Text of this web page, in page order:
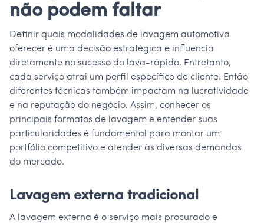
não podem faltar
Definir quais modalidades de lavagem automotiva
oferecer é uma decisão estratégica e influencia
diretamente no sucesso do lava-rápido. Entretanto,
cada serviço atrai um perfil específico de cliente. Então
diferentes técnicas também impactam na lucratividade
e na reputação do negócio. Assim, conhecer os
principais formatos de lavagem e entender suas
particularidades é fundamental para montar um
portfólio competitivo e atender às diversas demandas
do mercado.
Lavagem externa tradicional
A lavagem externa é o serviço mais procurado e